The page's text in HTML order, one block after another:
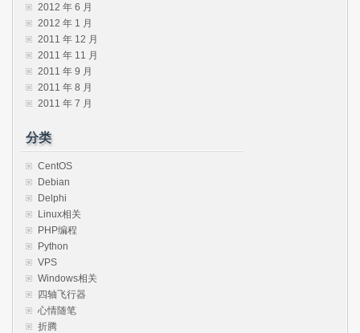
2012 年 6 月
2012 年 1 月
2011 年 12 月
2011 年 11 月
2011 年 9 月
2011 年 8 月
2011 年 7 月
分类
CentOS
Debian
Delphi
Linux相关
PHP编程
Python
VPS
Windows相关
四轴飞行器
心情随笔
折腾